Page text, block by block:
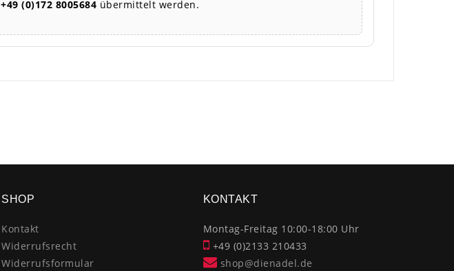
+49 (0)172 8005684 übermittelt werden.
SHOP
Kontakt
Widerrufsrecht
Widerrufsformular
KONTAKT
Montag-Freitag 10:00-18:00 Uhr
+49 (0)2133 210433
shop@dienadel.de